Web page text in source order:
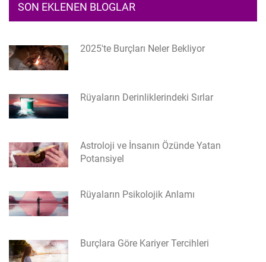
SON EKLENEN BLOGLAR
2025'te Burçları Neler Bekliyor
Rüyaların Derinliklerindeki Sırlar
Astroloji ve İnsanın Özünde Yatan
Potansiyel
Rüyaların Psikolojik Anlamı
Burçlara Göre Kariyer Tercihleri